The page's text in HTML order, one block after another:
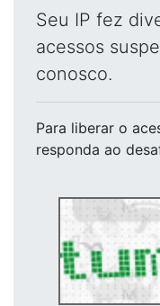
Seu IP fez
acessos
conosco.
Para liberar o
responda ao